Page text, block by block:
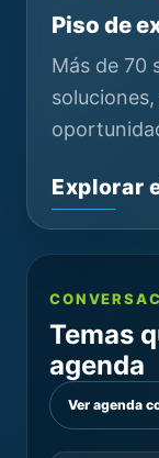
Piso de
Más de 70
Explorar
Temas
agenda
Ver agenda